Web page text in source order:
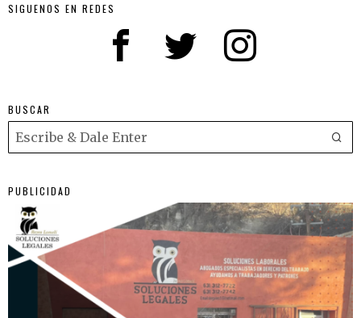
SIGUENOS EN REDES
BUSCAR
PUBLICIDAD